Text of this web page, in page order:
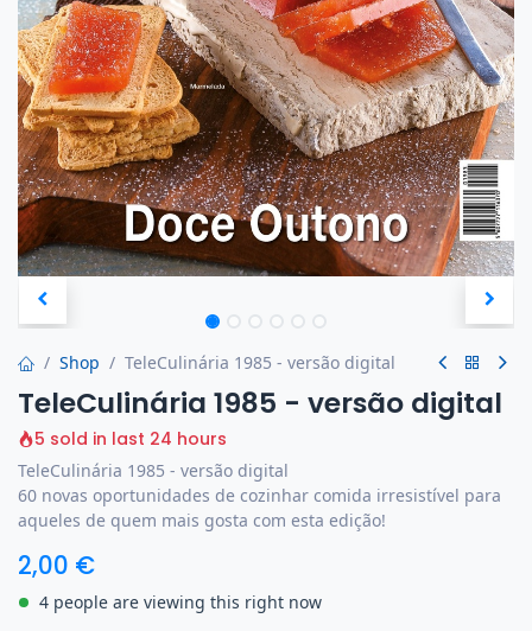
Shop TeleCulinária 1985 - versão digital
TeleCulinária 1985 - versão digital
5 sold in last 24 hours
TeleCulinária 1985 - versão digital
60 novas oportunidades de cozinhar comida irresistível para
aqueles de quem mais gosta com esta edição!
2,00 €
4 people are viewing this right now